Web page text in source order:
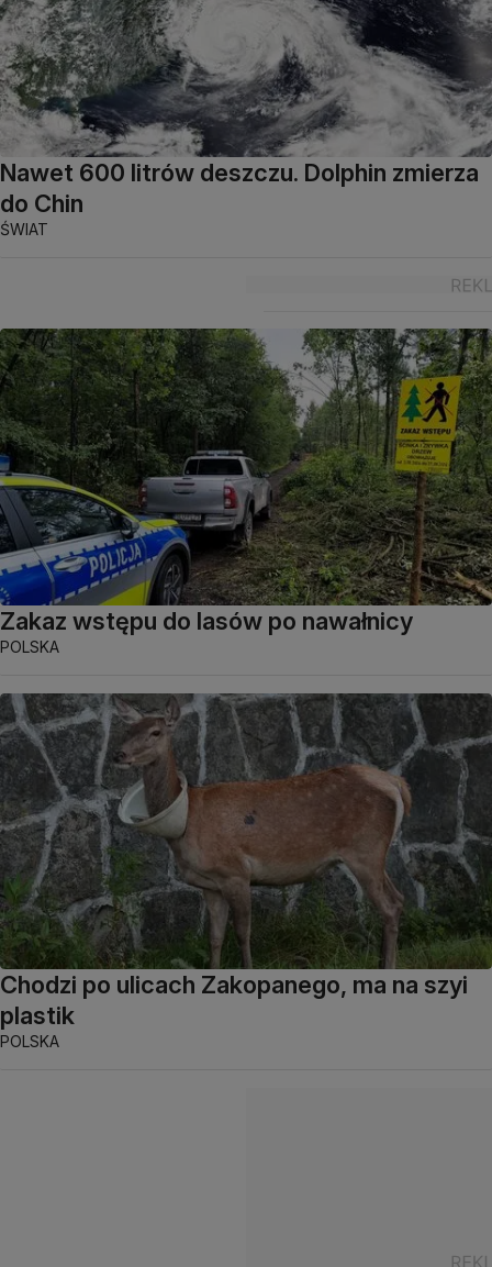
Nawet 600 litrów deszczu. Dolphin zmierza
do Chin
ŚWIAT
Zakaz wstępu do lasów po nawałnicy
POLSKA
Chodzi po ulicach Zakopanego, ma na szyi
plastik
POLSKA